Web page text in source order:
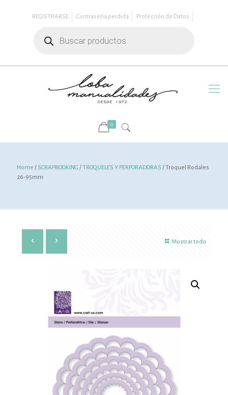
REGISTRARSE Contraseña perdida
Protección de Datos
productos
0
Home / SCRAPBOOKING /TROQUELES Y PERFORADORAS / Troquel Rodales
26-95mm
Mostrar todo